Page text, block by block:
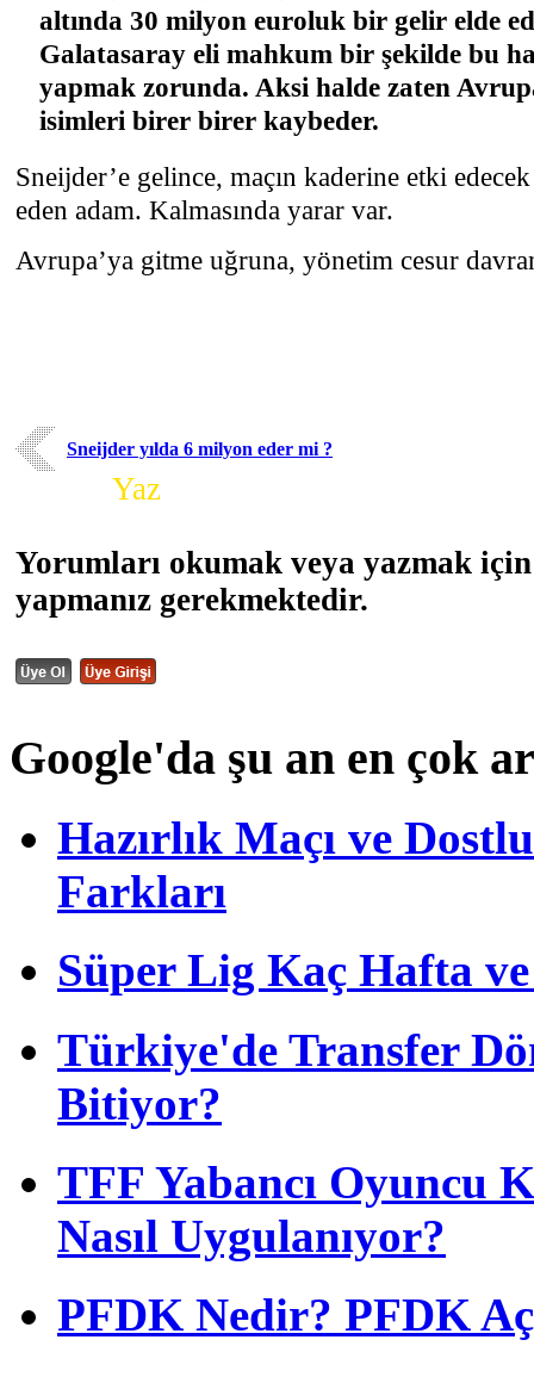
altında 30 milyon euroluk bir gelir elde
Galatasaray eli mahkum bir şekilde bu
yapmak zorunda. Aksi halde zaten
isimleri birer birer kaybeder.
Sneijder’e gelince, maçın kaderine etki
eden adam. Kalmasında yarar var.
Avrupa’ya gitme uğruna, yönetim cesur
Sneijder yılda 6 milyon eder mi ?
Yaz
Yorumları okumak veya yazmak
yapmanız gerekmektedir.
Google'da şu an en çok
Hazırlık Maçı ve
Farkları
Süper Lig Kaç Hafta
Türkiye'de Transfer
Bitiyor?
TFF Yabancı Oyuncu
Nasıl Uygulanıyor?
PFDK Nedir? PFDK